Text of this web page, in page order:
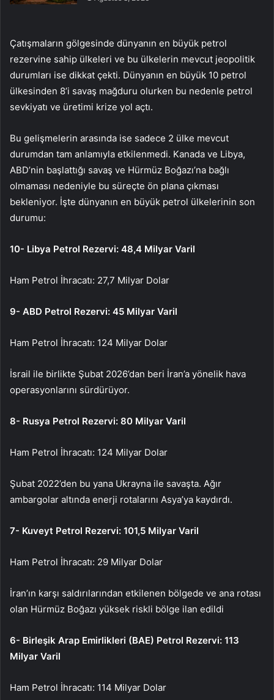
Çatışmaların gölgesinde dünyanın en büyük petrol
rezervine sahip ülkeleri ve bu ülkelerin mevcut jeopolitik
durumları ise dikkat çekti. Dünyanın en büyük 10 petrol
ülkesinden 8’i savaş mağduru olurken bu nedenle petrol
sevkiyatı ve üretimi krize yol açtı.
Bu gelişmelerin arasında ise sadece 2 ülke mevcut
durumdan tam anlamıyla etkilenmedi. Kanada ve Libya,
ABD’nin başlattığı savaş ve Hürmüz Boğazı’na bağlı
olmaması nedeniyle bu süreçte ön plana çıkması
bekleniyor. İşte dünyanın en büyük petrol ülkelerinin son
durumu:
10- Libya Petrol Rezervi: 48,4 Milyar Varil
Ham Petrol İhracatı: 27,7 Milyar Dolar
9- ABD Petrol Rezervi: 45 Milyar Varil
Ham Petrol İhracatı: 124 Milyar Dolar
İsrail ile birlikte Şubat 2026’dan beri İran’a yönelik hava
operasyonlarını sürdürüyor.
8- Rusya Petrol Rezervi: 80 Milyar Varil
Ham Petrol İhracatı: 124 Milyar Dolar
Şubat 2022’den bu yana Ukrayna ile savaşta. Ağır
ambargolar altında enerji rotalarını Asya’ya kaydırdı.
7- Kuveyt Petrol Rezervi: 101,5 Milyar Varil
Ham Petrol İhracatı: 29 Milyar Dolar
İran’ın karşı saldırılarından etkilenen bölgede ve ana rotası
olan Hürmüz Boğazı yüksek riskli bölge ilan edildi
6- Birleşik Arap Emirlikleri (BAE) Petrol Rezervi: 113
Milyar Varil
Ham Petrol İhracatı: 114 Milyar Dolar